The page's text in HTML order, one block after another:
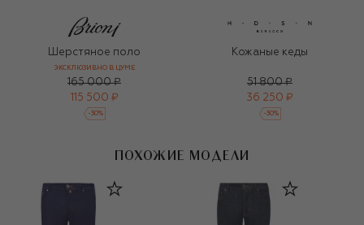
Шерстяное поло
ЭКСКЛЮЗИВНО В ЦУМЕ
165 000 ₽
115 500 ₽
-30%
Кожаные кеды
51 800 ₽
36 250 ₽
-30%
ПОХОЖИЕ МОДЕЛИ